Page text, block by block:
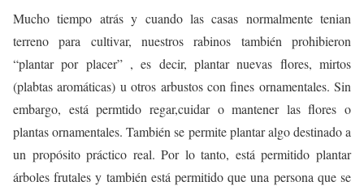
Mucho tiempo atrás y cuando las casas normalmente tenian
terreno para cultivar, nuestros rabinos también prohibieron
“plantar por placer” , es decir, plantar nuevas flores, mirtos
(plabtas aromáticas) u otros arbustos con fines ornamentales. Sin
embargo, está permtido regar,cuidar o mantener las flores o
plantas ornamentales. También se permite plantar algo destinado a
un propósito práctico real. Por lo tanto, está permitido plantar
árboles frutales y también está permitido que una persona que se